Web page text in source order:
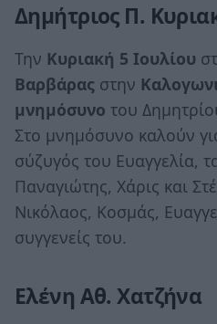
Δημήτριος Π.
Την Κυριακή 5 Ιουλίου
Βαρβάρας στην
μνημόσυνο του
Στο μνημόσυνο καλούν
σύζυγός του Ευαγγελία,
Παναγιώτης, Χάρις και
Νικόλαος, Κοσμάς,
συγγενείς του.
Ελένη Αθ. Χατζήνα